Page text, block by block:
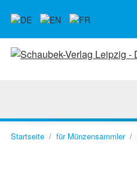
Startseite für Münzensammler